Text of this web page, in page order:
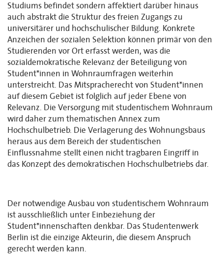
Studiums befindet sondern affektiert darüber hinaus
auch abstrakt die Struktur des freien Zugangs zu
universitärer und hochschulischer Bildung. Konkrete
Anzeichen der sozialen Selektion können primär von den
Studierenden vor Ort erfasst werden, was die
sozialdemokratische Relevanz der Beteiligung von
Student*innen in Wohnraumfragen weiterhin
unterstreicht. Das Mitspracherecht von Student*innen
auf diesem Gebiet ist folglich auf jeder Ebene von
Relevanz. Die Versorgung mit studentischem Wohnraum
wird daher zum thematischen Annex zum
Hochschulbetrieb. Die Verlagerung des Wohnungsbaus
heraus aus dem Bereich der studentischen
Einflussnahme stellt einen nicht tragbaren Eingriff in
das Konzept des demokratischen Hochschulbetriebs dar.
Der notwendige Ausbau von studentischem Wohnraum
ist ausschließlich unter Einbeziehung der
Student*innenschaften denkbar. Das Studentenwerk
Berlin ist die einzige Akteurin, die diesem Anspruch
gerecht werden kann.